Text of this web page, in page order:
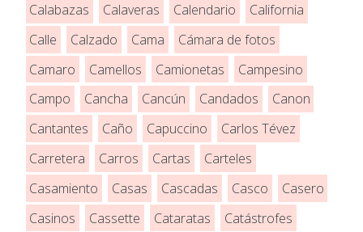
Calabazas
Calaveras Calendario
California
Calle
Calzado Cama
Cámara de fotos
Camaro
Camellos Camionetas
Campesino
Campo
Cancha Cancún Candados
Canon
Cantantes
Caño Capuccino
Carlos Tévez
Carretera
Carros Cartas
Carteles
Casamiento
Casas Cascadas Casco
Casero
Casinos
Cassette Cataratas
Catástrofes